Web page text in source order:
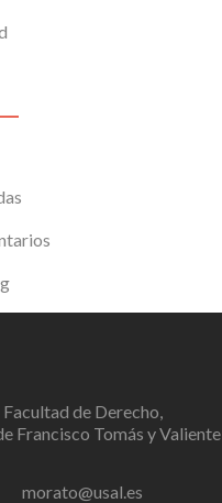
Facultad de Derecho,
Francisco Tomás y Valiente
morato@usal.es